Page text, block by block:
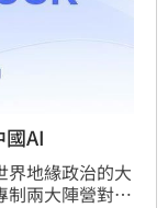
AI
界地緣政治的大
制兩大陣營對抗